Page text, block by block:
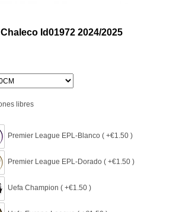
Id01972 2024/2025
libres
Premier League EPL-Blanco ( +€1.50 )
Premier League EPL-Dorado ( +€1.50 )
Uefa Champion ( +€1.50 )